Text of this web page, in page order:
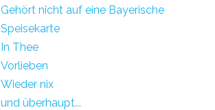
Gehört nicht auf eine Bayerische
Speisekarte
In Thee
Vorlieben
Wieder nix
und überhaupt...